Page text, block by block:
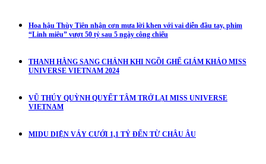
Hoa hậu Thùy Tiên nhận cơn mưa lời khen với vai diễn đầu tay, phim
“Linh miêu” vượt 50 tỷ sau 5 ngày công chiếu
THANH HẰNG SANG CHẢNH KHI NGỒI GHẾ GIÁM KHẢO MISS
UNIVERSE VIETNAM 2024
VŨ THÚY QUỲNH QUYẾT TÂM TRỞ LẠI MISS UNIVERSE
VIETNAM
MIDU DIỆN VÁY CƯỚI 1,1 TỶ ĐẾN TỪ CHÂU ÂU